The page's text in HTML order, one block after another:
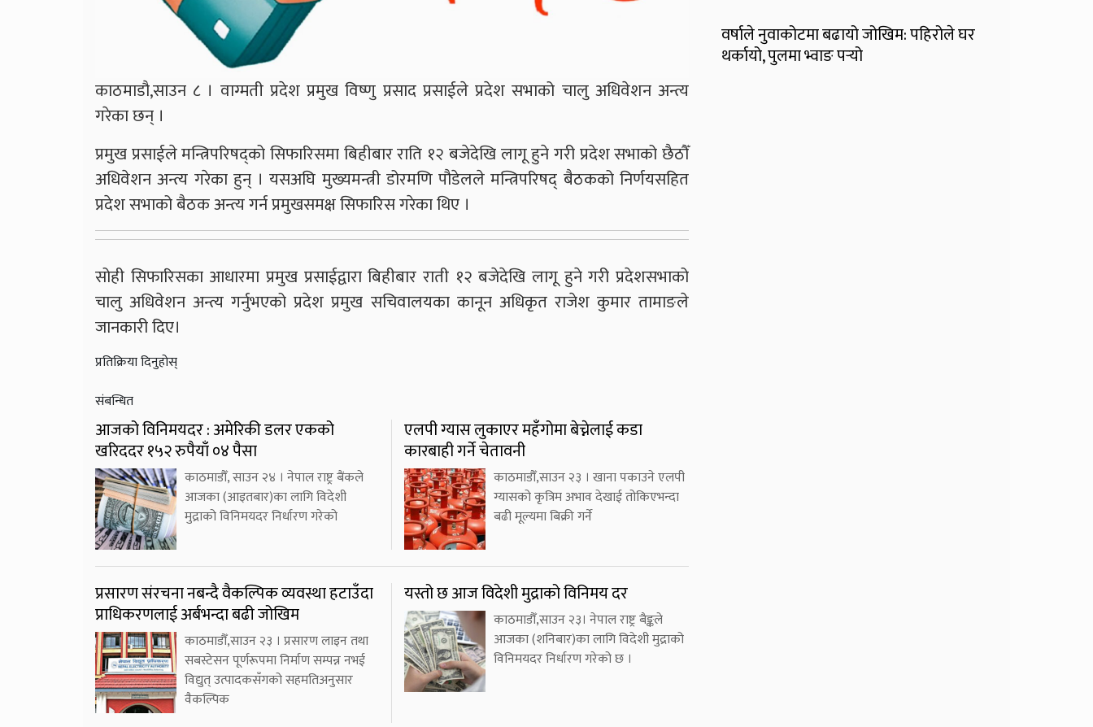
काठमाडौ,साउन ८ । वाग्मती प्रदेश प्रमुख विष्णु प्रसाद प्रसाईले प्रदेश सभाको चालु अधिवेशन अन्त्य
गरेका छन् ।
प्रमुख प्रसाईले मन्त्रिपरिषद्को सिफारिसमा बिहीबार राति १२ बजेदेखि लागू हुने गरी प्रदेश सभाको छैठौँ
अधिवेशन अन्त्य गरेका हुन् । यसअघि मुख्यमन्त्री डोरमणि पौडेलले मन्त्रिपरिषद् बैठकको निर्णयसहित
प्रदेश सभाको बैठक अन्त्य गर्न प्रमुखसमक्ष सिफारिस गरेका थिए ।
सोही सिफारिसका आधारमा प्रमुख प्रसाईद्वारा बिहीबार राती १२ बजेदेखि लागू हुने गरी प्रदेशसभाको
चालु अधिवेशन अन्त्य गर्नुभएको प्रदेश प्रमुख सचिवालयका कानून अधिकृत राजेश कुमार तामाङले
जानकारी दिए।
प्रतिक्रिया दिनुहोस्
संबन्धित
आजको विनिमयदर : अमेरिकी डलर एकको
खरिददर १५२ रुपैयाँ ०४ पैसा
काठमाडौँ, साउन २४ । नेपाल राष्ट्र बैंकले
आजका (आइतबार)का लागि विदेशी
मुद्राको विनिमयदर निर्धारण गरेको
एलपी ग्यास लुकाएर महँगोमा बेच्नेलाई कडा
कारबाही गर्ने चेतावनी
काठमाडौँ,साउन २३ । खाना पकाउने एलपी
ग्यासको कृत्रिम अभाव देखाई तोकिएभन्दा
बढी मूल्यमा बिक्री गर्ने
प्रसारण संरचना नबन्दै वैकल्पिक व्यवस्था हटाउँदा
प्राधिकरणलाई अर्बभन्दा बढी जोखिम
काठमाडौँ,साउन २३ । प्रसारण लाइन तथा
सबस्टेसन पूर्णरूपमा निर्माण सम्पन्न नभई
विद्युत् उत्पादकसँगको सहमतिअनुसार
वैकल्पिक
यस्तो छ आज विदेशी मुद्राको विनिमय दर
काठमाडौँ,साउन २३। नेपाल राष्ट्र बैङ्कले
आजका (शनिबार)का लागि विदेशी मुद्राको
विनिमयदर निर्धारण गरेको छ ।
वर्षाले नुवाकोटमा बढायो जोखिम: पहिरोले घर
थर्कायो, पुलमा भ्वाङ पर्‍यो